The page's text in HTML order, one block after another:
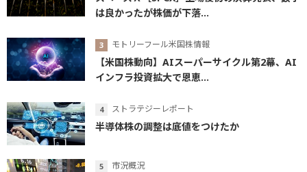
は良かったが株価が下落...
モトリーフール米国株情報
【米国株動向】AIスーパーサイクル第2幕、AI
インフラ投資拡大で恩恵...
ストラテジーレポート
半導体株の調整は底値をつけたか
市況概況